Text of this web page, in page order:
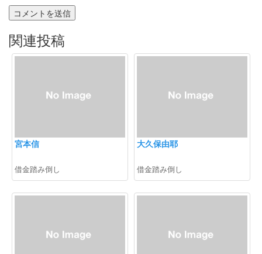
関連投稿
宮本信
借金踏み倒し
大久保由耶
借金踏み倒し